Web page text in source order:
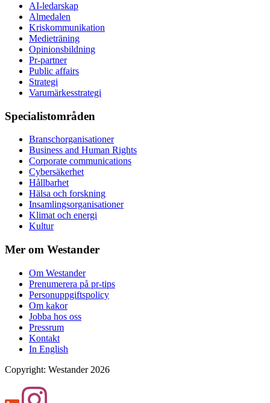
AI-ledarskap
Almedalen
Kris­kommunikation
Medieträning
Opinionsbildning
Pr-partner
Public affairs
Strategi
Varumärkesstrategi
Specialistområden
Branschorganisationer
Business and Human Rights
Corporate communications
Cybersäkerhet
Hållbarhet
Hälsa och forskning
Insamlingsorganisationer
Klimat och energi
Kultur
Mer om Westander
Om Westander
Prenumerera på pr-tips
Personuppgiftspolicy
Om kakor
Jobba hos oss
Pressrum
Kontakt
In English
Copyright: Westander 2026